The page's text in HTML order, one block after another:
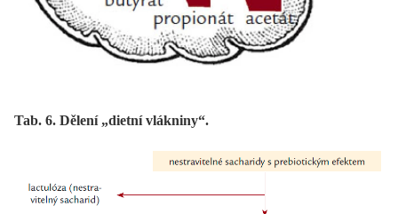
Tab. 6. Dělení „dietní vlákniny“.